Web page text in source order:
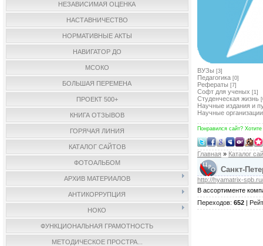
НЕЗАВИСИМАЯ ОЦЕНКА
НАСТАВНИЧЕСТВО
НОРМАТИВНЫЕ АКТЫ
НАВИГАТОР ДО
МСОКО
БОЛЬШАЯ ПЕРЕМЕНА
ПРОЕКТ 500+
КНИГА ОТЗЫВОВ
ГОРЯЧАЯ ЛИНИЯ
КАТАЛОГ САЙТОВ
ФОТОАЛЬБОМ
АРХИВ МАТЕРИАЛОВ
АНТИКОРРУПЦИЯ
НОКО
ФУНКЦИОНАЛЬНАЯ ГРАМОТНОСТЬ
МЕТОДИЧЕСКОЕ ПРОСТРА...
ВУЗы [3]
Педагогика [0]
Рефераты [7]
Софт для ученых [1]
Студенческая жизнь
Научные издания и
Научные организации
Понравился сайт?
Главная » Каталог
Санкт-
http://hyamatrix-spb.ru/
В ассортименте
Переходов: 652|